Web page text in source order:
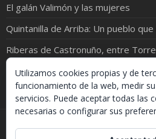
El galán Valimón y las mujeres
Quintanilla de Arriba: Un pueblo
Riberas de Castronuño, entre
El Cea y el Valderaduey ¡juntos en
Si necesitas algo de este blog
Utilizamos cookies propias y de
funcionamiento de la web, medir
servicios. Puede aceptar todas las
necesarias o configurar sus